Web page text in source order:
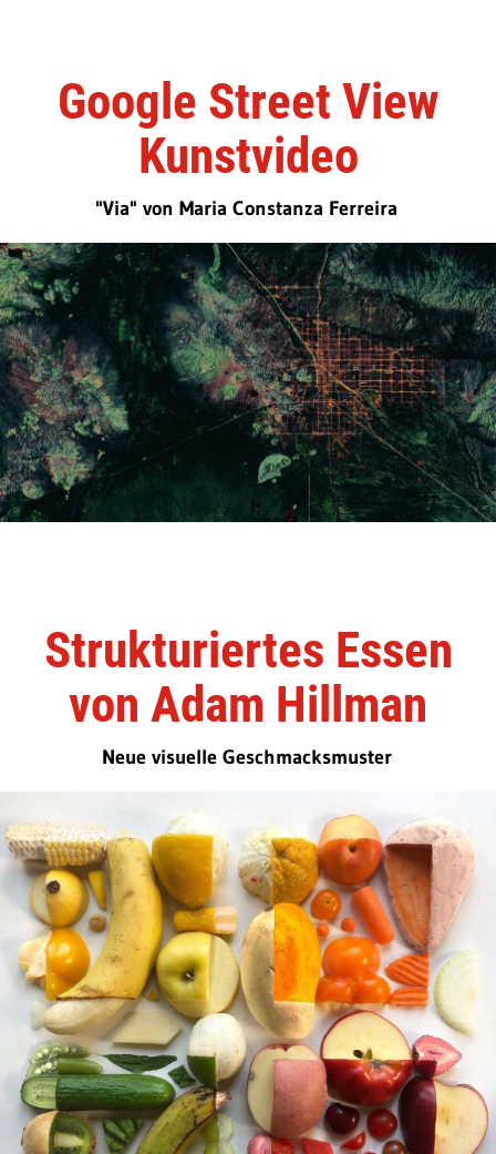
Google Street View
Kunstvideo
"Via" von Maria Constanza Ferreira
Strukturiertes Essen
von Adam Hillman
Neue visuelle Geschmacksmuster